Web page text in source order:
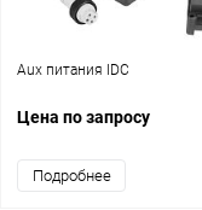
Aux питания IDC
Цена по запросу
Подробнее